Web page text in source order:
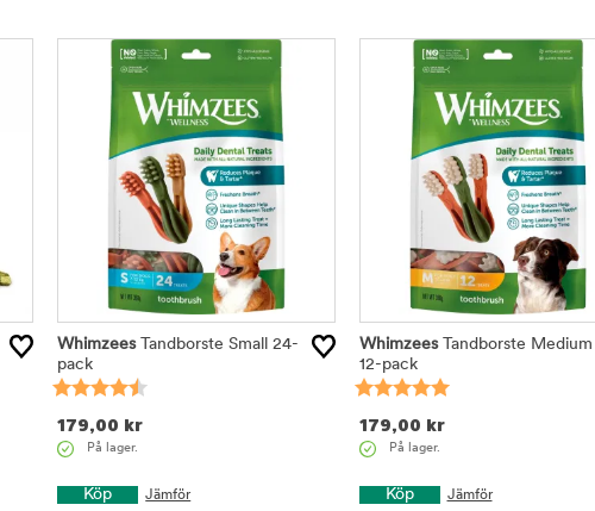
WhimzeesTandborste Small 24-
pack
179,00 kr
På lager.
Köp Jämför
WhimzeesTandborste Medium
12-pack
179,00 kr
På lager.
Köp Jämför